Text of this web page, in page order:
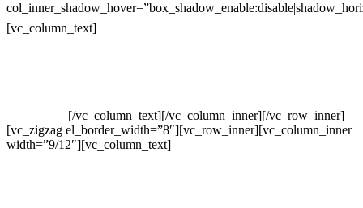
[vc_column_text]
[/vc_column_text][/vc_column_inner][/vc_row_inner]
[vc_zigzag el_border_width=”8″][vc_row_inner][vc_column_inner
width=”9/12″][vc_column_text]